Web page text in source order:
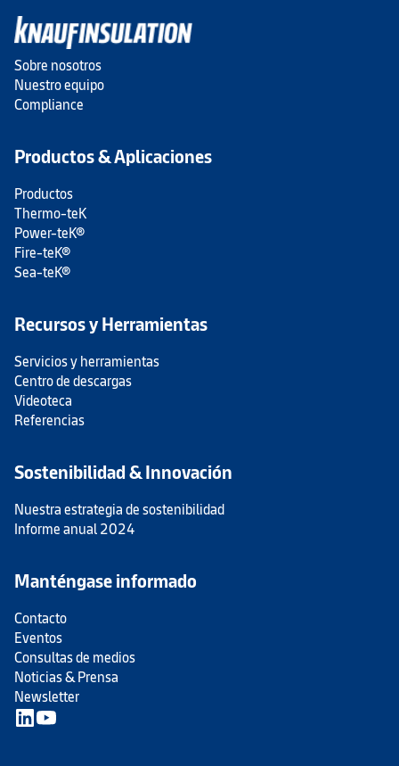
Sobre nosotros
Nuestro equipo
Compliance
Productos & Aplicaciones
Productos
Thermo-teK
Power-teK®
Fire-teK®
Sea-teK®
Recursos y Herramientas
Servicios y herramientas
Centro de descargas
Videoteca
Referencias
Sostenibilidad & Innovación
Nuestra estrategia de sostenibilidad
Informe anual 2024
Manténgase informado
Contacto
Eventos
Consultas de medios
Noticias & Prensa
Newsletter